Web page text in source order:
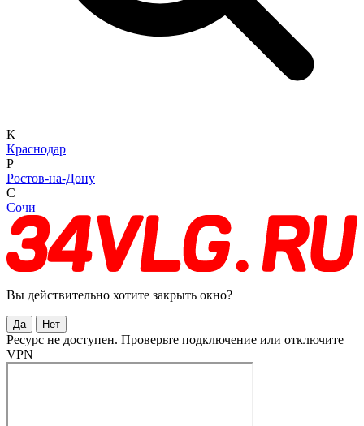
К
Краснодар
Р
Ростов-на-Дону
С
Сочи
Вы действительно хотите закрыть окно?
Да Нет
Ресурс не доступен. Проверьте подключение или отключите
VPN